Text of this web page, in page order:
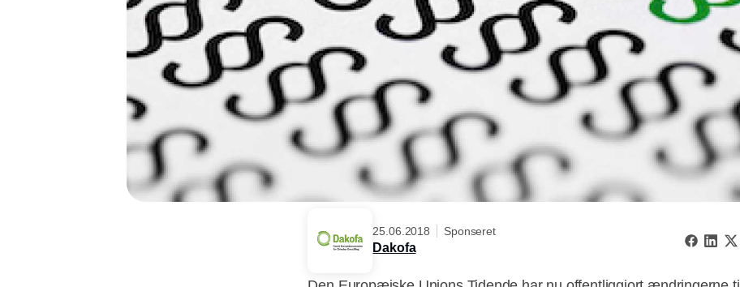
25.06.2018 Sponseret
Dakofa